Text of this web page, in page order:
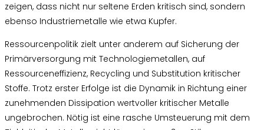
zeigen, dass nicht nur seltene Erden kritisch sind, sondern
ebenso Industriemetalle wie etwa Kupfer.
Ressourcenpolitik zielt unter anderem auf Sicherung der
Primärversorgung mit Technologiemetallen, auf
Ressourceneffizienz, Recycling und Substitution kritischer
Stoffe. Trotz erster Erfolge ist die Dynamik in Richtung einer
zunehmenden Dissipation wertvoller kritischer Metalle
ungebrochen. Nötig ist eine rasche Umsteuerung mit dem